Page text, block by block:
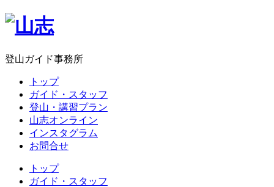
登山ガイド事務所
トップ
ガイド・スタッフ
登山・講習プラン
山志オンライン
インスタグラム
お問合せ
トップ
ガイド・スタッフ